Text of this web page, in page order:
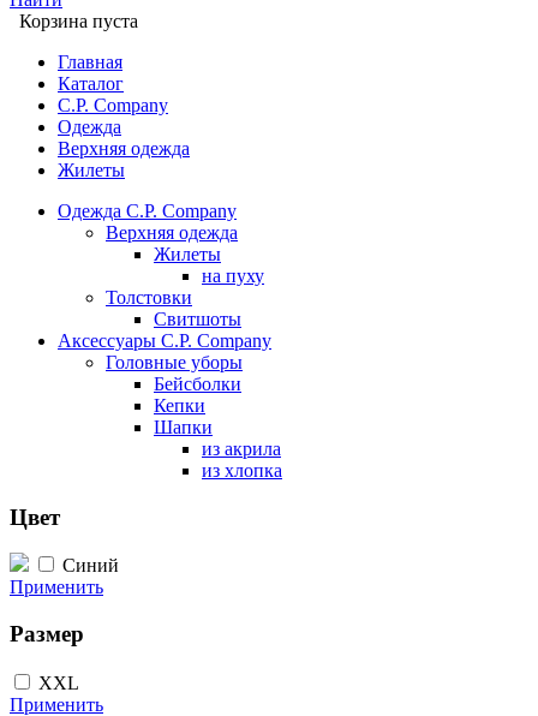
Корзина пуста
Главная
Каталог
C.P. Company
Одежда
Верхняя одежда
Жилеты
Одежда C.P. Company
Верхняя одежда
Жилеты
на пуху
Толстовки
Свитшоты
Аксессуары C.P. Company
Головные уборы
Бейсболки
Кепки
Шапки
из акрила
из хлопка
Цвет
Синий
Применить
Размер
XXL
Применить